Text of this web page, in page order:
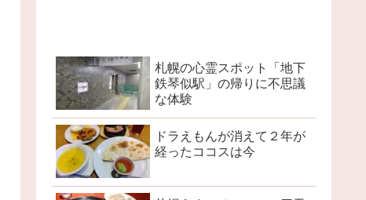
札幌の心霊スポット「地下
鉄琴似駅」の帰りに不思議
な体験
ドラえもんが消えて２年が
経ったココスは今